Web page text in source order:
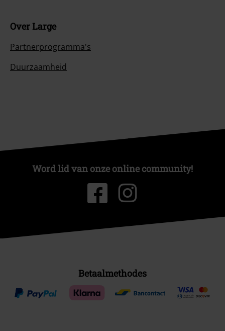
Over Large
Partnerprogramma's
Duurzaamheid
Word lid van onze online community!
Betaalmethodes